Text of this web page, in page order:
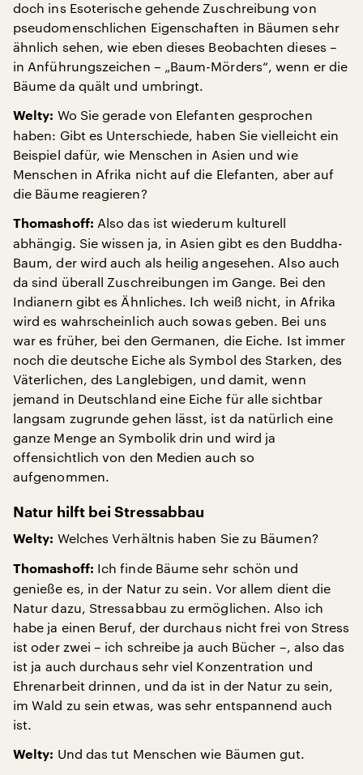
doch ins Esoterische gehende Zuschreibung von
pseudomenschlichen Eigenschaften in Bäumen sehr
ähnlich sehen, wie eben dieses Beobachten dieses –
in Anführungszeichen – „Baum-Mörders“, wenn er die
Bäume da quält und umbringt.
Welty: Wo Sie gerade von Elefanten gesprochen
haben: Gibt es Unterschiede, haben Sie vielleicht ein
Beispiel dafür, wie Menschen in Asien und wie
Menschen in Afrika nicht auf die Elefanten, aber auf
die Bäume reagieren?
Thomashoff: Also das ist wiederum kulturell
abhängig. Sie wissen ja, in Asien gibt es den Buddha-
Baum, der wird auch als heilig angesehen. Also auch
da sind überall Zuschreibungen im Gange. Bei den
Indianern gibt es Ähnliches. Ich weiß nicht, in Afrika
wird es wahrscheinlich auch sowas geben. Bei uns
war es früher, bei den Germanen, die Eiche. Ist immer
noch die deutsche Eiche als Symbol des Starken, des
Väterlichen, des Langlebigen, und damit, wenn
jemand in Deutschland eine Eiche für alle sichtbar
langsam zugrunde gehen lässt, ist da natürlich eine
ganze Menge an Symbolik drin und wird ja
offensichtlich von den Medien auch so
aufgenommen.
Natur hilft bei Stressabbau
Welty: Welches Verhältnis haben Sie zu Bäumen?
Thomashoff: Ich finde Bäume sehr schön und
genieße es, in der Natur zu sein. Vor allem dient die
Natur dazu, Stressabbau zu ermöglichen. Also ich
habe ja einen Beruf, der durchaus nicht frei von Stress
ist oder zwei – ich schreibe ja auch Bücher –, also das
ist ja auch durchaus sehr viel Konzentration und
Ehrenarbeit drinnen, und da ist in der Natur zu sein,
im Wald zu sein etwas, was sehr entspannend auch
ist.
Welty: Und das tut Menschen wie Bäumen gut.